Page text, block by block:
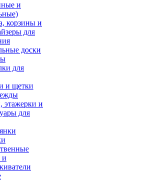
и
корзины и
для
доски
для
и щетки
этажерки и
для
и